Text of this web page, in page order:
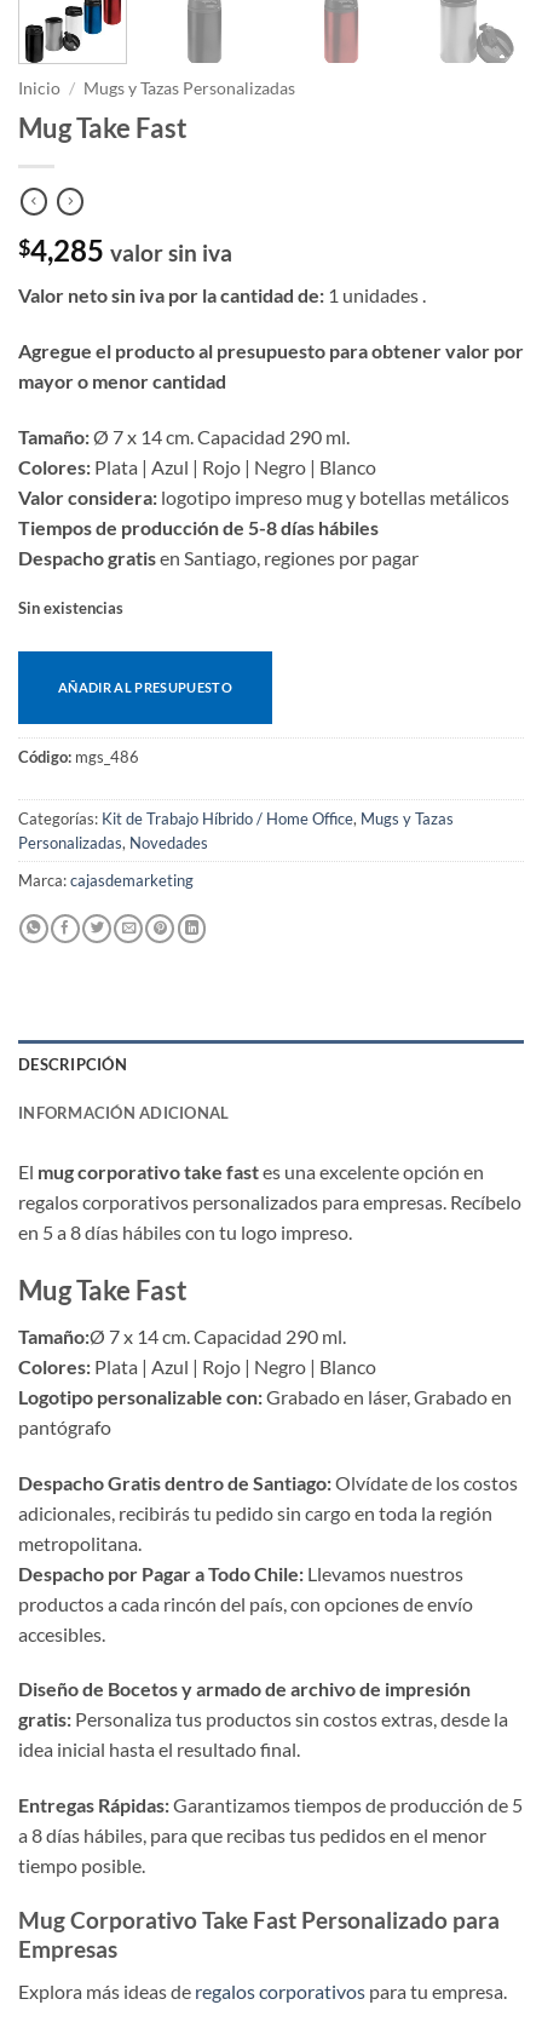
Inicio / Mugs y Tazas Personalizadas
Mug Take Fast
$4,285 valor sin iva
Valor neto sin iva por la cantidad de: 1 unidades .
Agregue el producto al presupuesto para obtener valor por
mayor o menor cantidad
Tamaño:Ø 7 x 14 cm. Capacidad 290 ml.
Colores: Plata | Azul | Rojo | Negro | Blanco
Valor considera: logotipo impreso mug y botellas metálicos
Tiempos de producción de 5-8 días hábiles
Despacho gratisen Santiago, regiones por pagar
Sin existencias
AÑADIR AL PRESUPUESTO
Código: mgs_486
Categorías: Kit de Trabajo Híbrido / Home Office, Mugs y Tazas
Personalizadas, Novedades
Marca:cajasdemarketing
DESCRIPCIÓN
INFORMACIÓN ADICIONAL
El mug corporativo take fastes una excelente opción en
regalos corporativos personalizados para empresas. Recíbelo
en 5 a 8 días hábiles con tu logo impreso.
Mug Take Fast
Tamaño:Ø 7 x 14 cm. Capacidad 290 ml.
Colores: Plata | Azul | Rojo | Negro | Blanco
Logotipo personalizable con:Grabado en láser, Grabado en
pantógrafo
Despacho Gratis dentro de Santiago:Olvídate de los costos
adicionales, recibirás tu pedido sin cargo en toda la región
metropolitana.
Despacho por Pagar a Todo Chile: Llevamos nuestros
productos a cada rincón del país, con opciones de envío
accesibles.
Diseño de Bocetos y armado de archivo de impresión
gratis: Personaliza tus productos sin costos extras, desde la
idea inicial hasta el resultado final.
Entregas Rápidas:Garantizamos tiempos de producción de 5
a 8 días hábiles, para que recibas tus pedidos en el menor
tiempo posible.
Mug Corporativo Take Fast Personalizado para
Empresas
Explora más ideas de regalos corporativos para tu empresa.